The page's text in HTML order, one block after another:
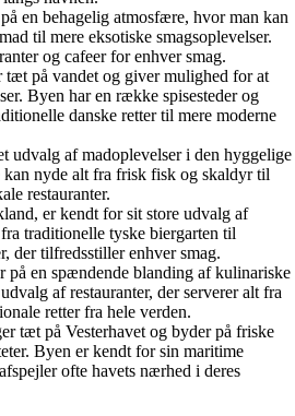
en behagelig atmosfære, hvor man kan
til mere eksotiske smagsoplevelser.
og cafeer for enhver smag.
tæt på vandet og giver mulighed for at
Byen har en række spisesteder og
danske retter til mere moderne
udvalg af madoplevelser i den hyggelige
kan nyde alt fra frisk fisk og skaldyr til
restauranter.
er kendt for sit store udvalg af
traditionelle tyske biergarten til
der tilfredsstiller enhver smag.
på en spændende blanding af kulinariske
af restauranter, der serverer alt fra
retter fra hele verden.
tæt på Vesterhavet og byder på friske
Byen er kendt for sin maritime
ofte havets nærhed i deres